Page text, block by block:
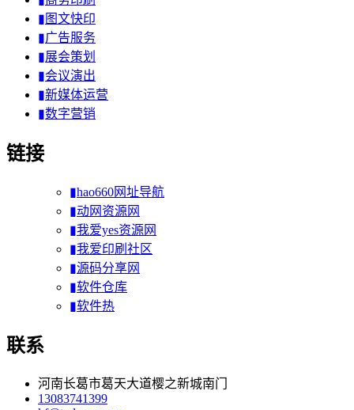
▮图文快印
▮广告服务
▮展会策划
▮会议演出
▮新媒体运营
▮数字营销
链接
▮hao660网址导航
▮动网资源网
▮我爱yes资源网
▮我爱印刷社区
▮源码分享网
▮软件仓库
▮软件热
联系
河南长葛市葛天大道樱之新城南门
13083741399